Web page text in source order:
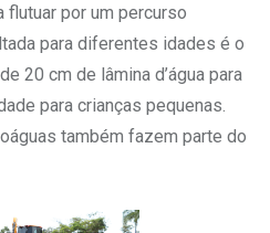
flutuar por um percurso
para diferentes idades é o
20 cm de lâmina d’água para
para crianças pequenas.
também fazem parte do